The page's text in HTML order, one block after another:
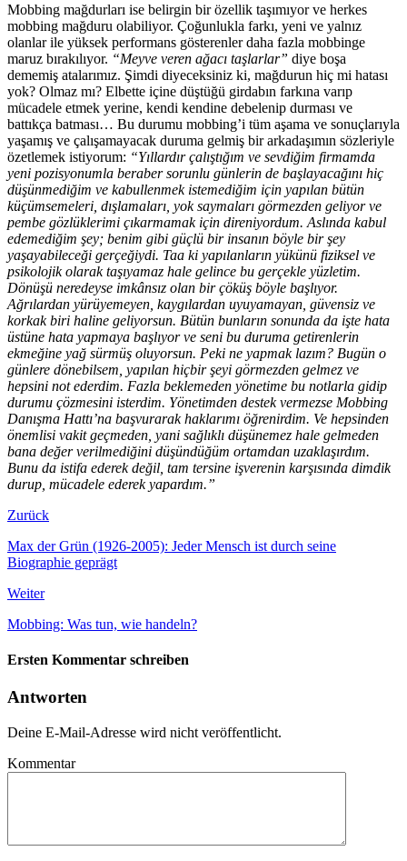
Mobbing mağdurları ise belirgin bir özellik taşımıyor ve herkes
mobbing mağduru olabiliyor. Çoğunlukla farkı, yeni ve yalnız
olanlar ile yüksek performans gösterenler daha fazla mobbinge
maruz bırakılıyor. “Meyve veren ağacı taşlarlar” diye boşa
dememiş atalarımız. Şimdi diyeceksiniz ki, mağdurun hiç mi hatası
yok? Olmaz mı? Elbette içine düştüğü girdabın farkına varıp
mücadele etmek yerine, kendi kendine debelenip durması ve
battıkça batması… Bu durumu mobbing’i tüm aşama ve sonuçlarıyla
yaşamış ve çalışamayacak duruma gelmiş bir arkadaşımın sözleriyle
özetlemek istiyorum: “Yıllardır çalıştığım ve sevdiğim firmamda
yeni pozisyonumla beraber sorunlu günlerin de başlayacağını hiç
düşünmediğim ve kabullenmek istemediğim için yapılan bütün
küçümsemeleri, dışlamaları, yok saymaları görmezden geliyor ve
pembe gözlüklerimi çıkarmamak için direniyordum. Aslında kabul
edemediğim şey; benim gibi güçlü bir insanın böyle bir şey
yaşayabileceği gerçeğiydi. Taa ki yapılanların yükünü fiziksel ve
psikolojik olarak taşıyamaz hale gelince bu gerçekle yüzletim.
Dönüşü neredeyse imkânsız olan bir çöküş böyle başlıyor.
Ağrılardan yürüyemeyen, kaygılardan uyuyamayan, güvensiz ve
korkak biri haline geliyorsun. Bütün bunların sonunda da işte hata
üstüne hata yapmaya başlıyor ve seni bu duruma getirenlerin
ekmeğine yağ sürmüş oluyorsun. Peki ne yapmak lazım? Bugün o
günlere dönebilsem, yapılan hiçbir şeyi görmezden gelmez ve
hepsini not ederdim. Fazla beklemeden yönetime bu notlarla gidip
durumu çözmesini isterdim. Yönetimden destek vermezse Mobbing
Danışma Hattı’na başvurarak haklarımı öğrenirdim. Ve hepsinden
önemlisi vakit geçmeden, yani sağlıklı düşünemez hale gelmeden
bana değer verilmediğini düşündüğüm ortamdan uzaklaşırdım.
Bunu da istifa ederek değil, tam tersine işverenin karşısında dimdik
durup, mücadele ederek yapardım.”
Zurück
Max der Grün (1926-2005): Jeder Mensch ist durch seine
Biographie geprägt
Weiter
Mobbing: Was tun, wie handeln?
Ersten Kommentar schreiben
Antworten
Deine E-Mail-Adresse wird nicht veröffentlicht.
Kommentar